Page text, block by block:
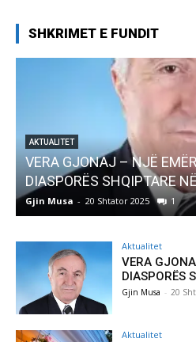
SHKRIMET E FUNDIT
AKTUALITET
Pregaditi Gjin Musa-
Gjin Musa 8 Shtator 2025 0
Aktualitet
VERA
DIASPORËS
Gjin Musa - 20
Aktualitet